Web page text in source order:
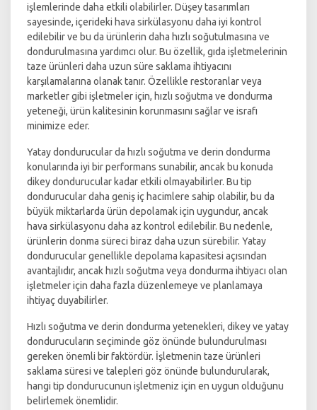
işlemlerinde daha etkili olabilirler. Düşey tasarımları
sayesinde, içerideki hava sirkülasyonu daha iyi kontrol
edilebilir ve bu da ürünlerin daha hızlı soğutulmasına ve
dondurulmasına yardımcı olur. Bu özellik, gıda işletmelerinin
taze ürünleri daha uzun süre saklama ihtiyacını
karşılamalarına olanak tanır. Özellikle restoranlar veya
marketler gibi işletmeler için, hızlı soğutma ve dondurma
yeteneği, ürün kalitesinin korunmasını sağlar ve israfı
minimize eder.
Yatay dondurucular da hızlı soğutma ve derin dondurma
konularında iyi bir performans sunabilir, ancak bu konuda
dikey dondurucular kadar etkili olmayabilirler. Bu tip
dondurucular daha geniş iç hacimlere sahip olabilir, bu da
büyük miktarlarda ürün depolamak için uygundur, ancak
hava sirkülasyonu daha az kontrol edilebilir. Bu nedenle,
ürünlerin donma süreci biraz daha uzun sürebilir. Yatay
dondurucular genellikle depolama kapasitesi açısından
avantajlıdır, ancak hızlı soğutma veya dondurma ihtiyacı olan
işletmeler için daha fazla düzenlemeye ve planlamaya
ihtiyaç duyabilirler.
Hızlı soğutma ve derin dondurma yetenekleri, dikey ve yatay
dondurucuların seçiminde göz önünde bulundurulması
gereken önemli bir faktördür. İşletmenin taze ürünleri
saklama süresi ve talepleri göz önünde bulundurularak,
hangi tip dondurucunun işletmeniz için en uygun olduğunu
belirlemek önemlidir.